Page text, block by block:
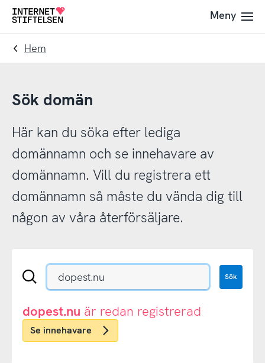
Till
navigering
Till
innehåll
Till
Meny
Hem
Sök domän
Här kan du söka efter lediga
domännamn och se innehavare av
domännamn. Vill du registrera ett
domännamn så måste du vända dig till
någon av våra återförsäljare.
Sök
eller
.nu-
domän
Sök
dopest.nu är redan registrerad
Se innehavare